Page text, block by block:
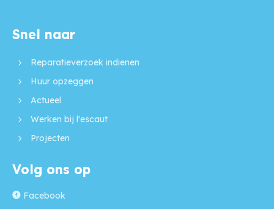
Contactinformatie
Snel naar
Reparatieverzoek indienen
Huur opzeggen
Actueel
Werken bij l'escaut
Projecten
Volg ons op
Facebook